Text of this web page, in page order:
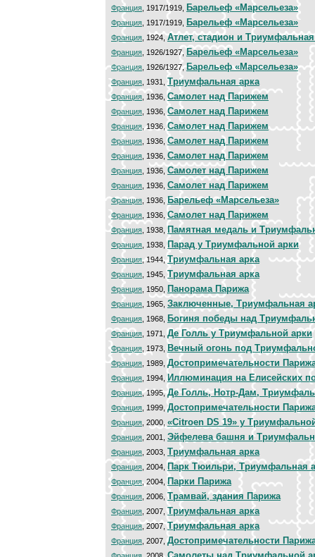
Франция , 1917/1919, Барельеф «Марсельеза»
Франция , 1917/1919, Барельеф «Марсельеза»
Франция , 1924,Атлет, стадион и
Франция , 1926/1927, Барельеф «Марсельеза»
Франция , 1926/1927,Барельеф «Марсельеза»
Франция , 1931, Триумфальная арка
Франция , 1936, Самолет над Парижем
Франция , 1936,Самолет над Парижем
Франция , 1936,Самолет над Парижем
Франция , 1936,Самолет над Парижем
Франция , 1936, Самолет над Парижем
Франция , 1936, Самолет над Парижем
Франция , 1936, Самолет над Парижем
Франция , 1936,Барельеф «Марсельеза»
Франция , 1936,Самолет над Парижем
Франция , 1938,Памятная медаль и
Франция , 1938,Парад у Триумфальной арки
Франция, 1944,Триумфальная арка
Франция , 1945, Триумфальная арка
Франция , 1950, Панорама Парижа
Франция , 1965, Заключенные, Триумфальная
Франция , 1968, Богиня победы над
Франция , 1971,Де Голль у Триумфальной арки
Франция , 1973, Вечный огонь под
Франция , 1989, Достопримечательности
Франция , 1994, Иллюминация на Елисейских
Франция, 1995,Де Голль, Нотр-Дам,
Франция , 1999,Достопримечательности
Франция , 2000, «Citroen DS 19» у
Франция , 2001, Эйфелева башня и
Франция , 2003, Триумфальная арка
Франция , 2004,Парк Тюильри, Триумфальная
Франция, 2004,Парки Парижа
Франция , 2006,Трамвай, здания Парижа
Франция , 2007,Триумфальная арка
Франция, 2007,Триумфальная арка
Франция , 2007, Достопримечательности